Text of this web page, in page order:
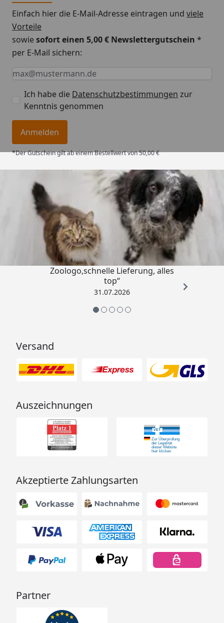
Einfach hier die E-Mail-Adresse eintragen und viele
Vorteile
sowiesofort einen 5,00 € Newslettergutschein *
per E-Mail sichern:
Keine Eingabe erforderlich
Eingabe erforderlich
E-Mail *
Ich habe die Datenschutzbestimmungen zur
Kenntnis genommen
Anmelden
*Der Gutschein gilt ab einem Bestellwert von 50,00 €
Trusted Shops
4,73/ 5
„Gute Erfahrung mit
Zoologo,schnelle Lieferung, alles
top“
31.07.2026
Versand
Auszeichnungen
Akzeptierte Zahlungsarten
Partner